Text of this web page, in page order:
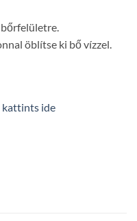
bőrfelületre.
öblítse ki bő vízzel.
kattints ide